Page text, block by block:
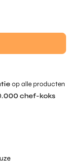
op alle producten
chef-koks